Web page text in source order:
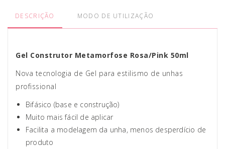
DESCRIÇÃO MODO DE UTILIZAÇÃO
Gel Construtor Metamorfose Rosa/Pink 50ml
Nova tecnologia de Gel para estilismo de unhas
profissional
Bifásico (base e construção)
Muito mais fácil de aplicar
Facilita a modelagem da unha, menos desperdício de
produto